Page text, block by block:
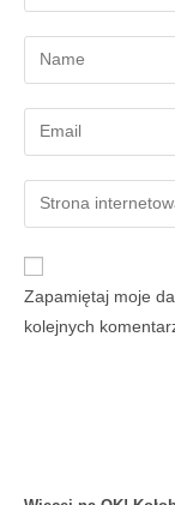
Zapamiętaj moje
kolejnych